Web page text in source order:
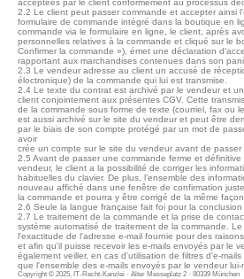
acceptées par le client conformément au processus
2.2 Le client peut passer commande et accepter ainsi
formulaire de commande intégré dans la boutique en
commande via le formulaire en ligne, le client, après
personnelles relatives à la commande et cliqué sur le
Confirmer la commande »), émet une déclaration
rapportant aux marchandises contenues dans son
2.3 Le vendeur adresse au client un accusé de
éloctronique) de la commande qui lui est transmise.
2.4 Le texte du contrat est archivé par le vendeur et
client conjointement aux présentes CGV. Cette
de la commande sous forme de texte (courriel, fax ou
est aussi archivé sur le site du vendeur et peut être
par le biais de son compte protégé par un mot de
avoir
crée un compte sur le site du vendeur avant de passer
2.5 Avant de passer une commande ferme et
vendeur, le client a la possibilité de corriger les
habituelles du clavier. De plus, l’ensemble des
nouveau affiché dans une fenêtre de confirmation
la commande et pourra y être corrigé de la même façon.
2.6 Seule la langue française fait foi pour la conclusion
2.7 Le traitement de la commande et la prise de
système automatisé de traitement de la commande.
l'exactitude de l'adresse e-mail fournie pour des
et afin qu'il puisse recevoir les e-mails envoyés par le
également veiller, en cas d'utilisation de filtres d'e-
que l'ensemble des e-mails envoyés par le vendeur
Copyright © 2025, IT-Recht-Kanzlei · Alter Messeplatz 2 · 80339 München